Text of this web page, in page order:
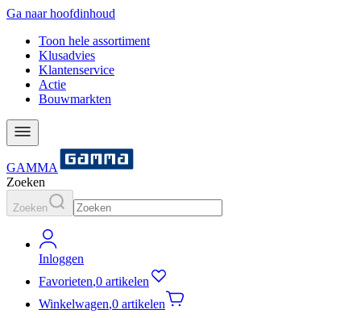
Ga naar hoofdinhoud
Toon hele assortiment
Klusadvies
Klantenservice
Actie
Bouwmarkten
GAMMA
Zoeken
Zoeken
Inloggen
Favorieten,0 artikelen
Winkelwagen,0 artikelen